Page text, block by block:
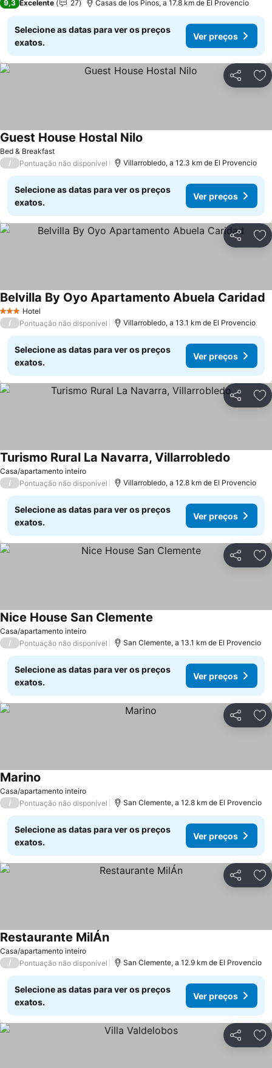
9,3 Excelente 27 Casas de los Pinos, a 17.8 km de El Provencio
Selecione as datas para ver os preços
exatos.
Ver preços
Partilhar
Bed & Breakfast
Guest House Hostal Nilo
/ Pontuação não disponível Villarrobledo, a 12.3 km de El Provencio
Selecione as datas para ver os preços
exatos.
Ver preços
Partilhar
3 EstrelasHotel
Belvilla By Oyo Apartamento Abuela Caridad
/ Pontuação não disponível Villarrobledo, a 13.1 km de El Provencio
Selecione as datas para ver os preços
exatos.
Ver preços
Partilhar
Casa/apartamento inteiro
Turismo Rural La Navarra, Villarrobledo
/ Pontuação não disponível Villarrobledo, a 12.8 km de El Provencio
Selecione as datas para ver os preços
exatos.
Ver preços
Partilhar
Casa/apartamento inteiro
Nice House San Clemente
/ Pontuação não disponível San Clemente, a 13.1 km de El Provencio
Selecione as datas para ver os preços
exatos.
Ver preços
Partilhar
Casa/apartamento inteiro
Marino
/ Pontuação não disponível San Clemente, a 12.8 km de El Provencio
Selecione as datas para ver os preços
exatos.
Ver preços
Partilhar
Casa/apartamento inteiro
Restaurante MilÁnVer preços
/ Pontuação não disponível San Clemente, a 12.9 km de El Provencio
Selecione as datas para ver os preços
exatos.
Ver preços
Partilhar